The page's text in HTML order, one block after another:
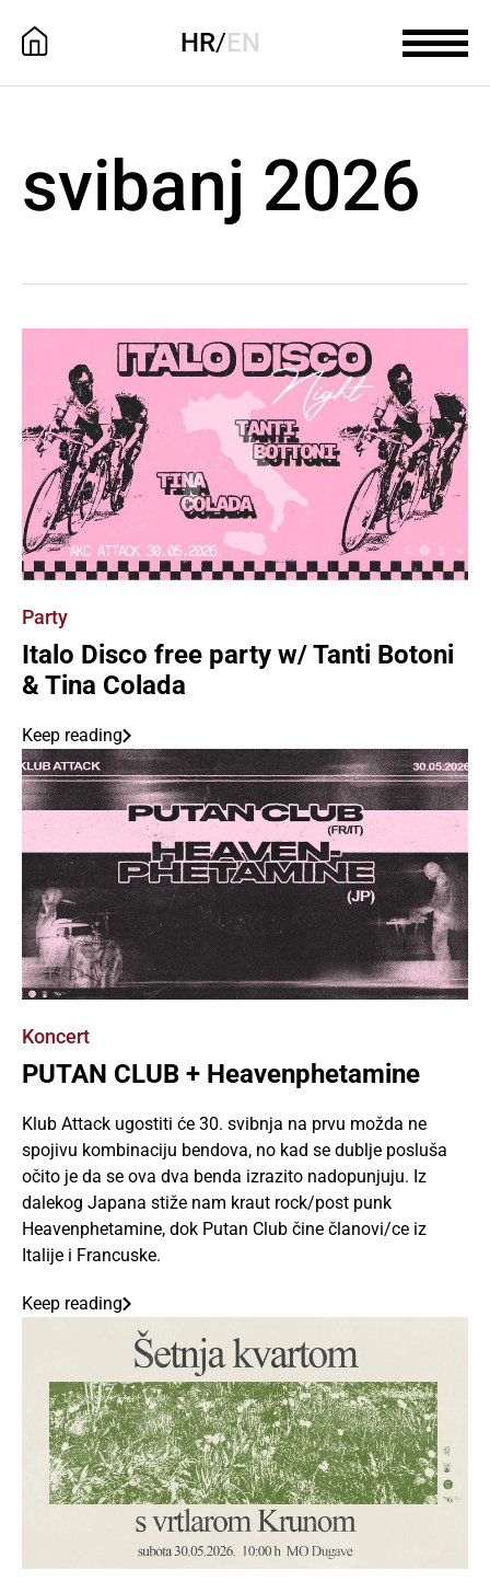
HR/EN
svibanj 2026
Party
Italo Disco free party w/ Tanti Botoni
& Tina Colada
Keep reading
Koncert
PUTAN CLUB + Heavenphetamine
Klub Attack ugostiti će 30. svibnja na prvu možda ne
spojivu kombinaciju bendova, no kad se dublje posluša
očito je da se ova dva benda izrazito nadopunjuju. Iz
dalekog Japana stiže nam kraut rock/post punk
Heavenphetamine, dok Putan Club čine članovi/ce iz
Italije i Francuske.
Keep reading